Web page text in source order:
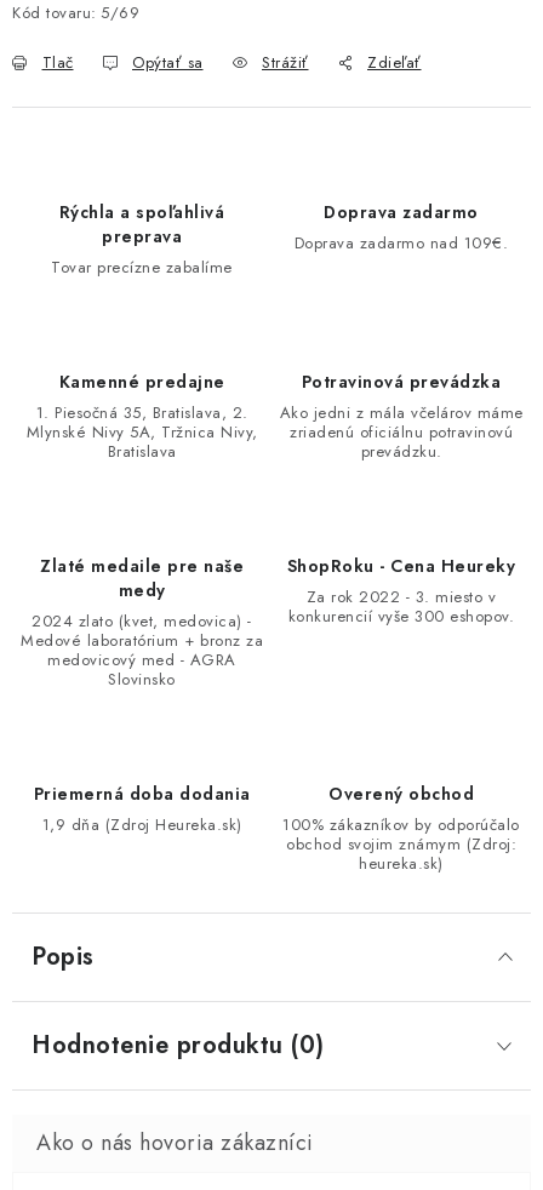
Kód tovaru: 5/69
Tlač Opýtať sa Strážiť Zdieľať
Rýchla a spoľahlivá
preprava
Tovar precízne zabalíme
Doprava zadarmo
Doprava zadarmo nad 109€.
Kamenné predajne
1. Piesočná 35, Bratislava, 2.
Mlynské Nivy 5A, Tržnica Nivy,
Bratislava
Potravinová prevádzka
Ako jedni z mála včelárov máme
zriadenú oficiálnu potravinovú
prevádzku.
Zlaté medaile pre naše
medy
2024 zlato (kvet, medovica) -
Medové laboratórium + bronz za
medovicový med - AGRA
Slovinsko
ShopRoku - Cena Heureky
Za rok 2022 - 3. miesto v
konkurencií vyše 300 eshopov.
Priemerná doba dodania
1,9 dňa (Zdroj Heureka.sk)
Overený obchod
100% zákazníkov by odporúčalo
obchod svojim známym (Zdroj:
heureka.sk)
Popis
Hodnotenie produktu (0)